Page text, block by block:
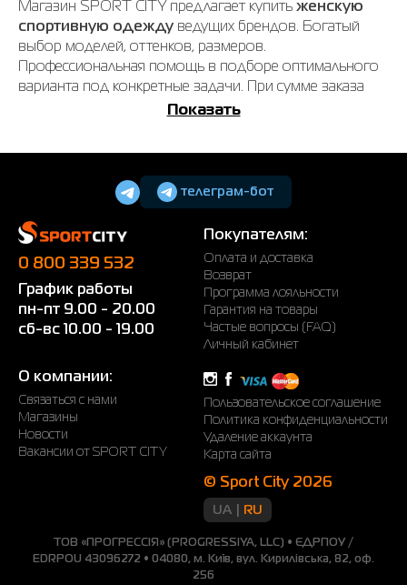
Магазин SPORT CITY предлагает купить женскую
спортивную одежду ведущих брендов. Богатый
выбор моделей, оттенков, размеров.
Профессиональная помощь в подборе оптимального
варианта под конкретные задачи. При сумме заказа
более 3000 грн. – доставка бесплатно. Оплата онлайн
Тонкости выбора
одновременно несколько задач – обеспечивает
комфорт движений и тактильных ощущений,
эффективную терморегуляцию и потоотведение,
стильный внешний вид и самореализацию. На
страницах нашего каталога вы найдете самые
актуальные решения для любого сезона и вида спорта,
Мы позаботились о том, чтобы покупки в нашем
магазине обеспечивали вам множество преимуществ:
· только оригинальная продукция от ведущих
производителей женской спортивной одежды (все
бренды в одном магазине – это так удобно);
· высокотехнологичные решения – ткани драй-фит для
занятий фитнесом, теплоизолирующие мембраны для
занятий зимними видами спорта и т.п.;
Показать
телеграм-бот
0 800 339 532
График работы
пн-пт 9.00 - 20.00
сб-вс 10.00 - 19.00
Покупателям:
Оплата и доставка
Возврат
Программа лояльности
Гарантия на товары
Частые вопросы (FAQ)
Личный кабинет
О компании:
Связаться с нами
Магазины
Новости
Вакансии от SPORT CITY
Пользовательское соглашение
Политика конфиденциальности
Удаление аккаунта
Карта сайта
© Sport City 2026
UA RU
ТОВ «ПРОГРЕССІЯ» (PROGRESSIYA, LLC) • ЄДРПОУ /
EDRPOU 43096272 • 04080, м. Київ, вул. Кирилівська, 82, оф.
256